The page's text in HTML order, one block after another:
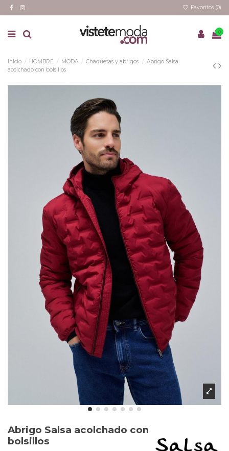
Favoritos (0)
0
Inicio HOMBRE MODA Chaquetas y abrigos
Abrigo Salsa
acolchado con bolsillos
Abrigo Salsa acolchado con
bolsillos